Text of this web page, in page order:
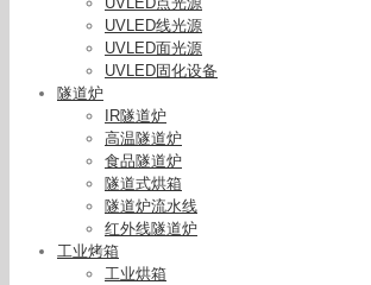
UVLED线光源
UVLED面光源
UVLED固化设备
隧道炉
IR隧道炉
高温隧道炉
食品隧道炉
隧道式烘箱
隧道炉流水线
红外线隧道炉
工业烤箱
工业烘箱